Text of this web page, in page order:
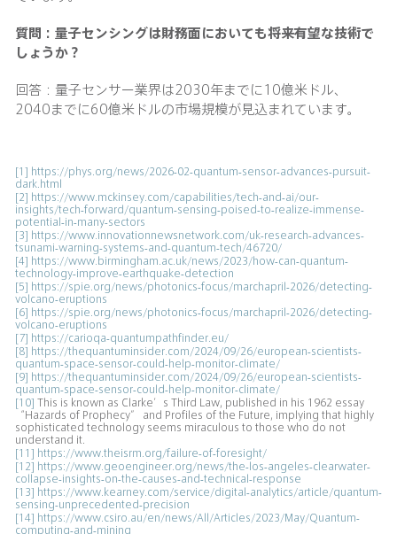
質問：量子センシングは財務面においても将来有望な技術で
しょうか？
回答：量子センサー業界は2030年までに10億米ドル、
2040までに60億米ドルの市場規模が見込まれています。
[1] https://phys.org/news/2026-02-quantum-sensor-advances-pursuit-
dark.html
[2] https://www.mckinsey.com/capabilities/tech-and-ai/our-
insights/tech-forward/quantum-sensing-poised-to-realize-immense-
potential-in-many-sectors
[3] https://www.innovationnewsnetwork.com/uk-research-advances-
tsunami-warning-systems-and-quantum-tech/46720/
[4] https://www.birmingham.ac.uk/news/2023/how-can-quantum-
technology-improve-earthquake-detection
[5] https://spie.org/news/photonics-focus/marchapril-2026/detecting-
volcano-eruptions
[6] https://spie.org/news/photonics-focus/marchapril-2026/detecting-
volcano-eruptions
[7] https://carioqa-quantumpathfinder.eu/
[8] https://thequantuminsider.com/2024/09/26/european-scientists-
quantum-space-sensor-could-help-monitor-climate/
[9] https://thequantuminsider.com/2024/09/26/european-scientists-
quantum-space-sensor-could-help-monitor-climate/
[10] This is known as Clarke’s Third Law, published in his 1962 essay
“Hazards of Prophecy” and Profiles of the Future, implying that highly
sophisticated technology seems miraculous to those who do not
understand it.
[11] https://www.theisrm.org/failure-of-foresight/
[12] https://www.geoengineer.org/news/the-los-angeles-clearwater-
collapse-insights-on-the-causes-and-technical-response
[13] https://www.kearney.com/service/digital-analytics/article/quantum-
sensing-unprecedented-precision
[14] https://www.csiro.au/en/news/All/Articles/2023/May/Quantum-
computing-and-mining